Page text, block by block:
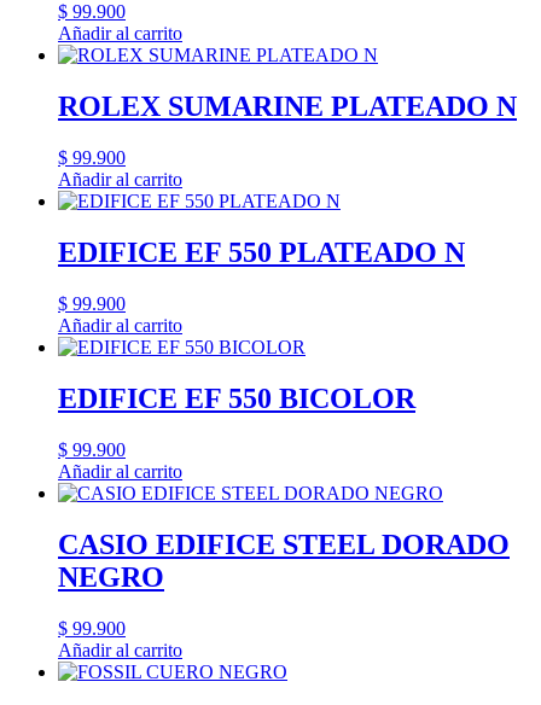
$ 99.900
Añadir al carrito
ROLEX SUMARINE PLATEADO N
$ 99.900
Añadir al carrito
EDIFICE EF 550 PLATEADO N
$ 99.900
Añadir al carrito
EDIFICE EF 550 BICOLOR
$ 99.900
Añadir al carrito
CASIO EDIFICE STEEL DORADO
NEGRO
$ 99.900
Añadir al carrito